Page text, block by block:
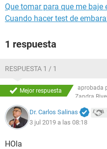
Que tomar para que me
Cuando hacer test de
1 respuesta
RESPUESTA 1 / 1
Mejor respuesta
aprobada
Zandra
Dr. Carlos Salinas
3 jul 2019 a las 08:18
HOla